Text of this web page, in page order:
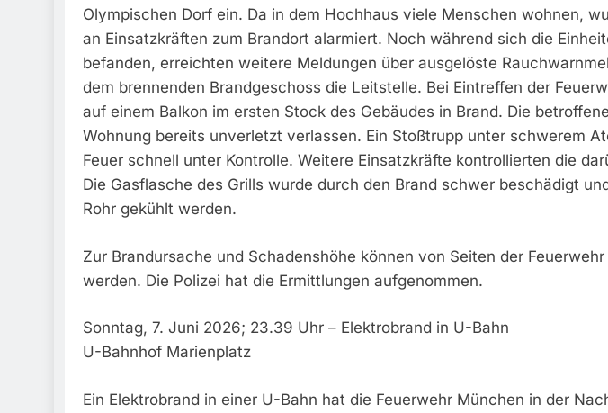
Olympischen Dorf ein. Da in dem Hochhaus viele Menschen wohnen,
an Einsatzkräften zum Brandort alarmiert. Noch während sich die
befanden, erreichten weitere Meldungen über ausgelöste
dem brennenden Brandgeschoss die Leitstelle. Bei Eintreffen der
auf einem Balkon im ersten Stock des Gebäudes in Brand. Die
Wohnung bereits unverletzt verlassen. Ein Stoßtrupp unter schwerem
Feuer schnell unter Kontrolle. Weitere Einsatzkräfte kontrollierten die
Die Gasflasche des Grills wurde durch den Brand schwer beschädigt
Rohr gekühlt werden.
Zur Brandursache und Schadenshöhe können von Seiten der
werden. Die Polizei hat die Ermittlungen aufgenommen.
Sonntag, 7. Juni 2026; 23.39 Uhr – Elektrobrand in U-Bahn
U-Bahnhof Marienplatz
Ein Elektrobrand in einer U-Bahn hat die Feuerwehr München in der